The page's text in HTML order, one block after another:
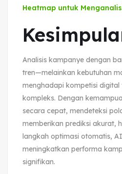
Heatmap untuk
Analisis kampanye dengan
tren—melainkan kebutuhan
menghadapi kompetisi digital
kompleks. Dengan
secara cepat, mendeteksi
memberikan prediksi akurat,
langkah optimasi otomatis,
meningkatkan performa
signifikan.